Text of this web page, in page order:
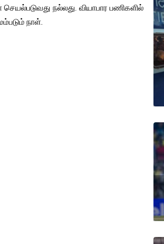
நல்லது. வியாபார பணிகளில்
நாள்.